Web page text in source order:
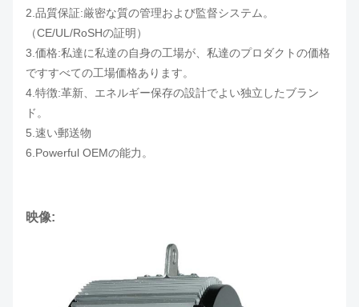
2.品質保証:厳密な質の管理および監督システム。
（CE/UL/RoSHの証明）
3.価格:私達に私達の自身の工場が、私達のプロダクトの価格
ですすべての工場価格あります。
4.特徴:革新、エネルギー保存の設計でよい独立したブラン
ド。
5.速い郵送物
6.Powerful OEMの能力。
映像: